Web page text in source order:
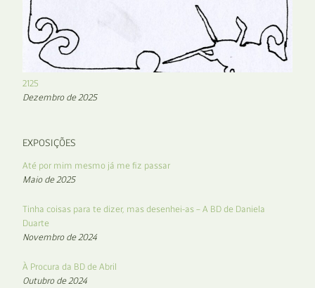
2125
Dezembro de 2025
EXPOSIÇÕES
Até por mim mesmo já me fiz passar
Maio de 2025
Tinha coisas para te dizer, mas desenhei-as – A BD de Daniela
Duarte
Novembro de 2024
À Procura da BD de Abril
Outubro de 2024